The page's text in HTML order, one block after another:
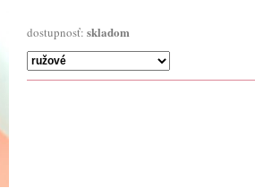
dostupnosť: skladom